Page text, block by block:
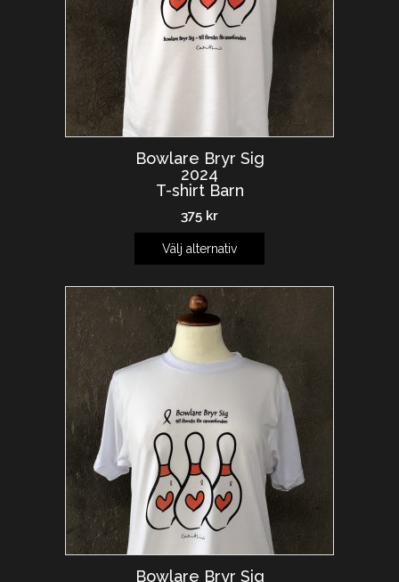
Bowlare Bryr Sig
2024
T-shirt Barn
375 kr
Välj alternativ
Bowlare Bryr Sig